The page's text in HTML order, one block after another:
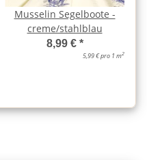
Musselin Segelboote -
creme/stahlblau
8,99 € *
5,99 € pro 1 m2